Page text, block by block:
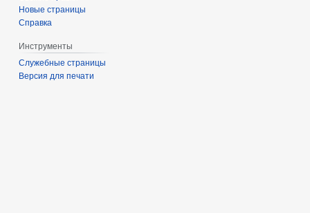
Новые страницы
Справка
Инструменты
Служебные страницы
Версия для печати